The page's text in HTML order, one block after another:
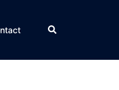
Rechercher